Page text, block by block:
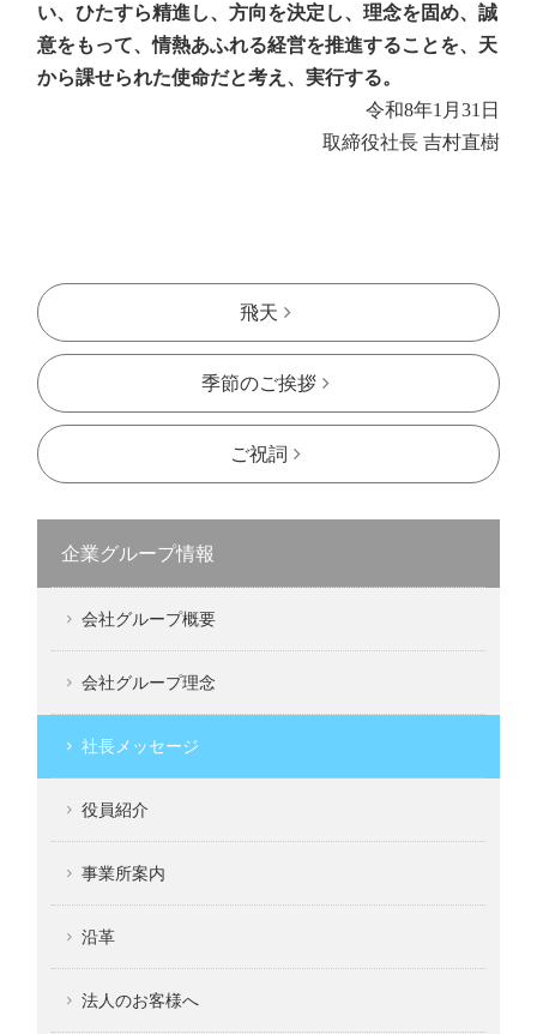
い、ひたすら精進し、方向を決定し、理念を固め、誠
意をもって、情熱あふれる経営を推進することを、天
から課せられた使命だと考え、実行する。
令和8年1月31日
取締役社長 吉村直樹
飛天
季節のご挨拶
ご祝詞
企業グループ情報
会社グループ概要
会社グループ理念
社長メッセージ
役員紹介
事業所案内
沿革
法人のお客様へ